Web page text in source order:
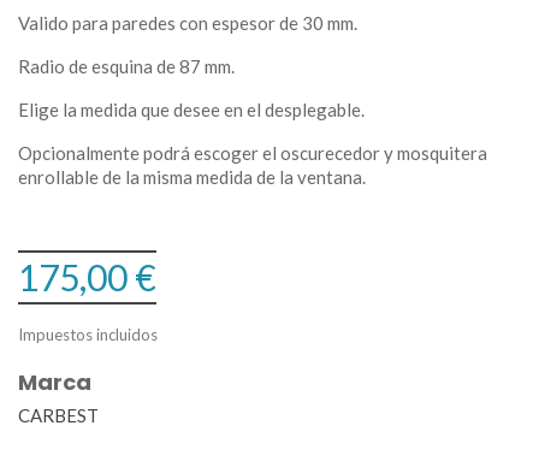
Valido para paredes con espesor de 30 mm.
Radio de esquina de 87 mm.
Elige la medida que desee en el desplegable.
Opcionalmente podrá escoger el oscurecedor y mosquitera
enrollable de la misma medida de la ventana.
175,00 €
Impuestos incluidos
Marca
CARBEST